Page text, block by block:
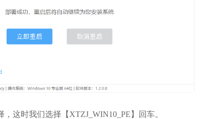
时我们选择【XTZJ_WIN10_PE】回车。